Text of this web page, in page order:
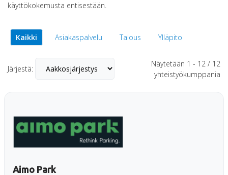
käyttökokemusta entisestään.
Kaikki Asiakaspalvelu Talous Ylläpito
Järjestä:
Näytetään 1 - 12 / 12
yhteistyökumppania
Aimo Park